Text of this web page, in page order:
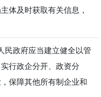
体及时获取有关信息，
民政府应当建立健全以管
行政企分开、政资分
保障其他所有制企业和